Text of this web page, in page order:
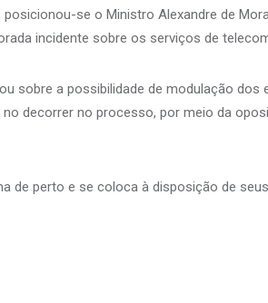
se o Ministro Alexandre de
incidente sobre os serviços de
sobre a possibilidade de modulação dos
decorrer no processo, por meio da
de perto e se coloca à disposição de